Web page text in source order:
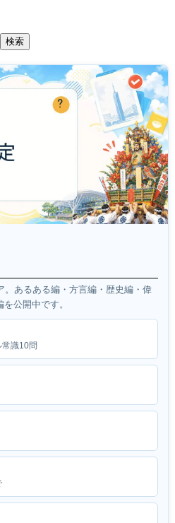
検索
。あるある編・方言編・歴史編・偉
公開中です。
識10問